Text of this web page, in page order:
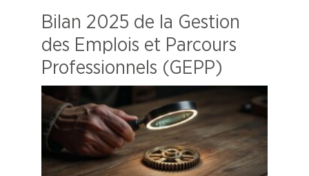
Bilan 2025 de la Gestion
des Emplois et Parcours
Professionnels (GEPP)